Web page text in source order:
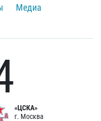
Медиа
«ЦСКА»
г. Москва